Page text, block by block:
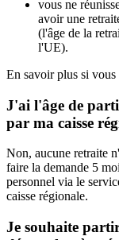
vous ne
avoir une
(l'âge de la
l'UE).
En savoir plus si vous
J'ai l'âge de
par ma caisse
Non, aucune retraite
faire la demande 5
personnel via le
caisse régionale.
Je souhaite